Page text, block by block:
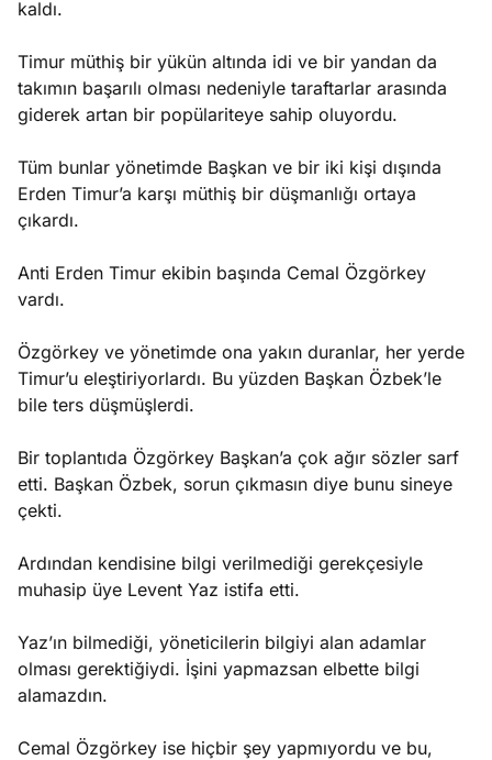
kaldı.
Timur müthiş bir yükün altında idi ve bir yandan da
takımın başarılı olması nedeniyle taraftarlar arasında
giderek artan bir popülariteye sahip oluyordu.
Tüm bunlar yönetimde Başkan ve bir iki kişi dışında
Erden Timur’a karşı müthiş bir düşmanlığı ortaya
çıkardı.
Anti Erden Timur ekibin başında Cemal Özgörkey
vardı.
Özgörkey ve yönetimde ona yakın duranlar, her yerde
Timur’u eleştiriyorlardı. Bu yüzden Başkan Özbek’le
bile ters düşmüşlerdi.
Bir toplantıda Özgörkey Başkan’a çok ağır sözler sarf
etti. Başkan Özbek, sorun çıkmasın diye bunu sineye
çekti.
Ardından kendisine bilgi verilmediği gerekçesiyle
muhasip üye Levent Yaz istifa etti.
Yaz’ın bilmediği, yöneticilerin bilgiyi alan adamlar
olması gerektiğiydi. İşini yapmazsan elbette bilgi
alamazdın.
Cemal Özgörkey ise hiçbir şey yapmıyordu ve bu,